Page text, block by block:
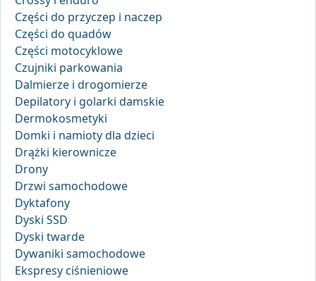
Części do przyczep i naczep
Części do quadów
Części motocyklowe
Czujniki parkowania
Dalmierze i drogomierze
Depilatory i golarki damskie
Dermokosmetyki
Domki i namioty dla dzieci
Drążki kierownicze
Drony
Drzwi samochodowe
Dyktafony
Dyski SSD
Dyski twarde
Dywaniki samochodowe
Ekspresy ciśnieniowe